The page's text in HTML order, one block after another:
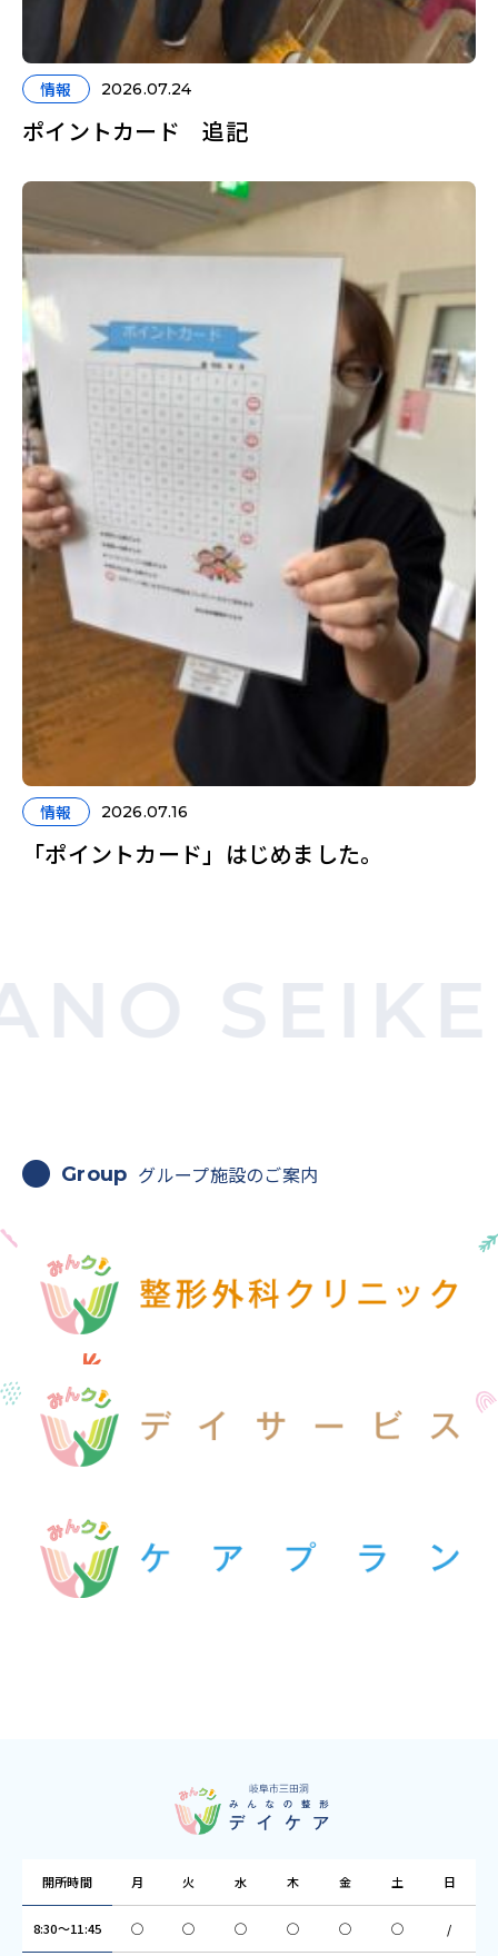
情報 2026.07.24
ポイントカード 追記
情報 2026.07.16
「ポイントカード」はじめました。
Group グループ施設のご案内
開所時間 月 火 水 木 金 土 日
8:30～11:45 ◯ ◯ ◯ ◯ ◯ ◯ /